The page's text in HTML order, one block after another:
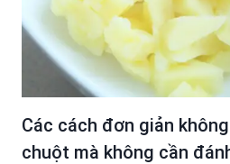
Các cách đơn giản
chuột mà không cần